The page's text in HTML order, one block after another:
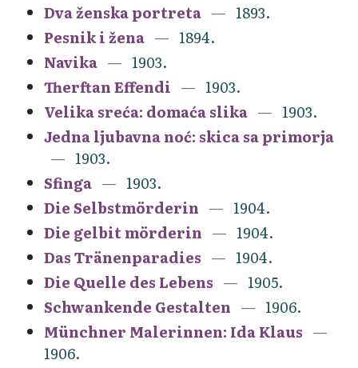
Dva ženska portreta
1893.
Pesnik i žena
1894.
Navika
1903.
Therftan Effendi
1903.
Velika sreća: domaća slika
1903.
Jedna ljubavna noć: skica sa primorja
1903.
Sfinga
1903.
Die Selbstmörderin
1904.
Die gelbit mörderin
1904.
Das Tränenparadies
1904.
Die Quelle des Lebens
1905.
Schwankende Gestalten
1906.
Münchner Malerinnen: Ida Klaus
1906.